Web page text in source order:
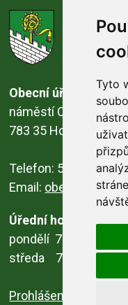
Tyto
obec
Horka
Obecní úřad
náměstí Osvobození
783 35 Horka nad
Telefon: 585 378
Email:
Úřední hodiny
pondělí 7.00 - 12.00
středa 7.00 - 12.00
Prohlášení o